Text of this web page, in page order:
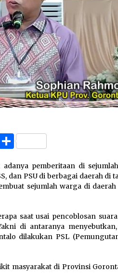
Share
pemberitaan di
dan PSU di berbagai daerah di
sejumlah warga di
saat usai pencoblosan
di antaranya
dilakukan PSL
masyarakat di Provinsi